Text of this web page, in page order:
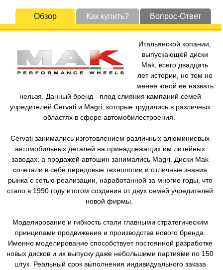
Обзор Как купить? Вопрос-Ответ
Итальянской копании,
выпускающей диски
Mak, всего двадцать
лет истории, но тем не
менее юной ее назвать
нельзя. Данный бренд - плод слияния кампаний семей
учредителей Cervati и Magri, которые трудились в различных
областях в сфере автомобилестроения.
Cervati занимались изготовлением различных алюминиевых
автомобильных деталей на принадлежащих им литейных
заводах, а продажей автошин занимались Magri. Диски Mak
сочетали в себе передовые технологии и отличные знания
рынка с сетью реализации, наработанной за многие годы, что
стало в 1990 году итогом создания от двух семей учредителей
новой фирмы.
Моделирование и гибкость стали главными стратегическим
принципами продвижения и производства нового бренда.
Именно моделирование способствует постоянной разработке
новых дисков и их выпуску даже небольшими партиями по 150
штук. Реальный срок выполнения индивидуального заказа